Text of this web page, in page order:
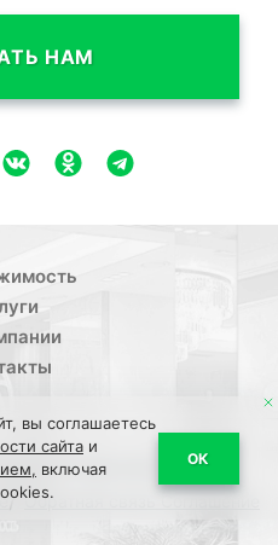
НАМ
/Пользовательское
/Обратная связь Соглашение
вы соглашаетесь
сайта и
включая
ОК